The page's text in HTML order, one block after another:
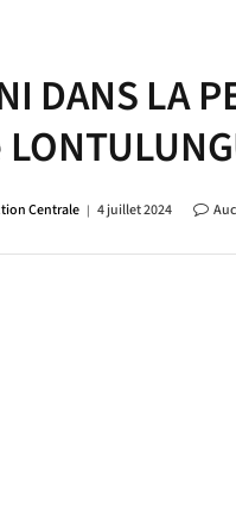
DANS LA
Centrale 4 juillet 2024